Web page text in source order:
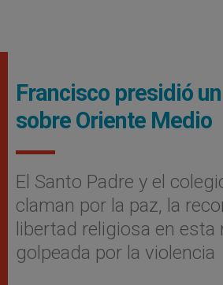
Francisco presidió
sobre Oriente Medio
El Santo Padre y el
claman por la paz, la
libertad religiosa en esta
golpeada por la violencia